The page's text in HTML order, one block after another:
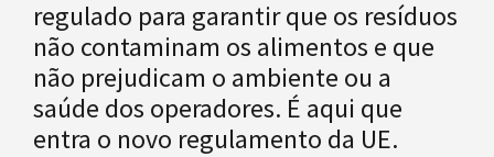
regulado para garantir que os resíduos
não contaminam os alimentos e que
não prejudicam o ambiente ou a
saúde dos operadores. É aqui que
entra o novo regulamento da UE.